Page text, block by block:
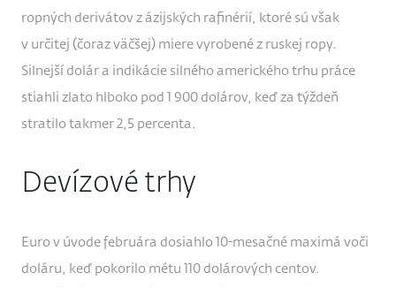
ropných derivátov z ázijských rafinérií, ktoré sú však
v určitej (čoraz väčšej) miere vyrobené z ruskej ropy.
Silnejší dolár a indikácie silného amerického trhu práce
stiahli zlato hlboko pod 1 900 dolárov, keď za týždeň
stratilo takmer 2,5 percenta.
Devízové trhy
Euro v úvode februára dosiahlo 10-mesačné maximá voči
doláru, keď pokorilo métu 110 dolárových centov.